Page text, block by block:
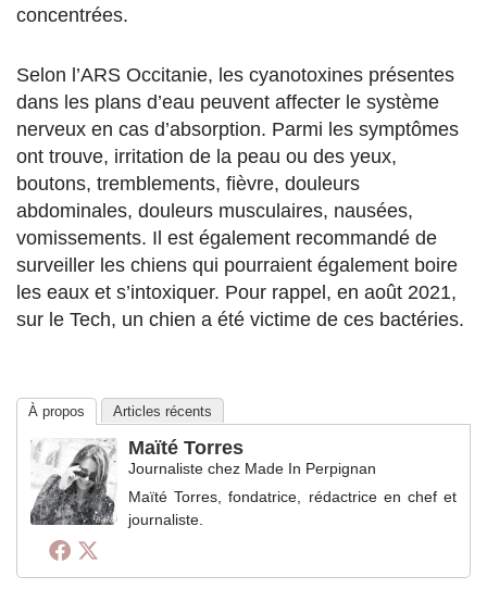
concentrées.
Selon l’ARS Occitanie, les cyanotoxines présentes
dans les plans d’eau peuvent affecter le système
nerveux en cas d’absorption. Parmi les symptômes
ont trouve, irritation de la peau ou des yeux,
boutons, tremblements, fièvre, douleurs
abdominales, douleurs musculaires, nausées,
vomissements. Il est également recommandé de
surveiller les chiens qui pourraient également boire
les eaux et s’intoxiquer. Pour rappel, en août 2021,
sur le Tech, un chien a été victime de ces bactéries.
À propos Articles récents
Maïté Torres
Journaliste chez Made In Perpignan
Maïté Torres, fondatrice, rédactrice en chef et
journaliste.